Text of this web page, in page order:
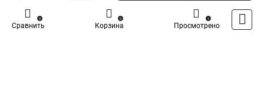
Сравнить
0
Корзина
0
Просмотрено
1